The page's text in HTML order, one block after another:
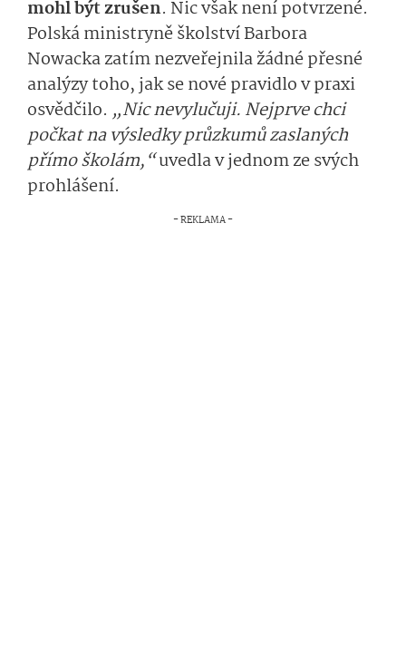
mohl být zrušen. Nic však není potvrzené.
Polská ministryně školství Barbora
Nowacka zatím nezveřejnila žádné přesné
analýzy toho, jak se nové pravidlo v praxi
osvědčilo. „Nic nevylučuji. Nejprve chci
počkat na výsledky průzkumů zaslaných
přímo školám,“uvedla v jednom ze svých
prohlášení.